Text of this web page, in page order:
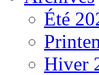
Été
Hiver